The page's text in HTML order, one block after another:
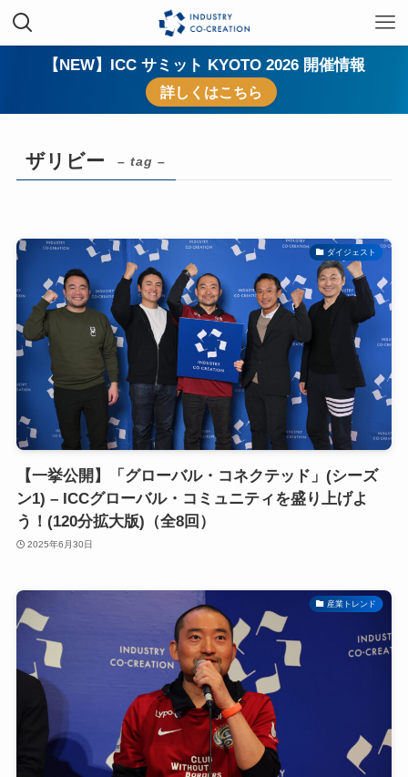
【NEW】ICC サミット KYOTO 2026 開催情報
詳しくはこちら
ザリビー – tag –
ダイジェスト
【一挙公開】「グローバル・コネクテッド」(シーズ
ン1) – ICCグローバル・コミュニティを盛り上げよ
う！(120分拡大版)（全8回）
2025年6月30日
産業トレンド